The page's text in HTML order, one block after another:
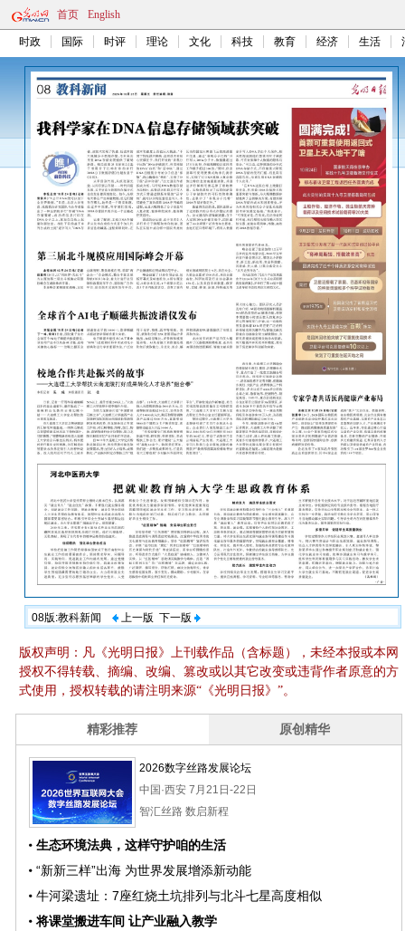
首页 English
时政 国际 时评 理论 文化 科技 教育 经济 生活
08版:教科新闻 上一版 下一版
版权声明：凡《光明日报》上刊载作品（含标题），未经本报或本网
授权不得转载、摘编、改编、篡改或以其它改变或违背作者原意的方
式使用，授权转载的请注明来源“《光明日报》”。